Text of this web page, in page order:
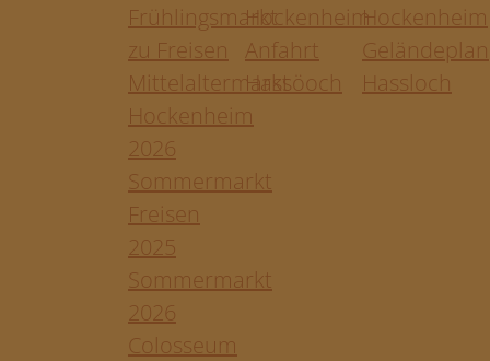
MB EVENT/AGENTUR
Frühlingsmarkt
zu Freisen
Mittelaltermarkt
Hockenheim
2026
Sommermarkt
Freisen
2025
Sommermarkt
2026
Colosseum
Hockenheim
Anfahrt
Hassöoch
Hockenheim
Geländeplan
Hassloch